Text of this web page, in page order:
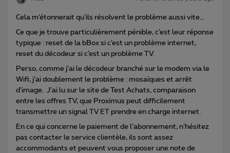
Cela m’étonnerait qu’ils résolvent le problème aussi vite…
Ce que je trouve particulièrement pénible, c’est leur réponse
typique : reset de la bBox si c’est un problème internet,
reset du décodeur si c’est un problème TV.
Perso, comme j’ai le décodeur branché sur le modem via le
Wifi, j’ai doublement le problème : mosaïques et arrêt
d’image. J’ai lu sur le site de Test Achats, comparaison
entre les offres TV, que Proximus peut difficilement
transmettre un signal TV ET prendre en charge internet.
En ce qui concerne le paiement de l’abonnement, n’hésitez
pas contacter le service clientèle, ils sont assez
accommodants et peuvent vous proposer une note de